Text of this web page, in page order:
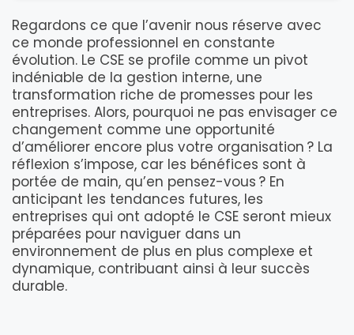
Regardons ce que l’avenir nous réserve avec
ce monde professionnel en constante
évolution. Le CSE se profile comme un pivot
indéniable de la gestion interne, une
transformation riche de promesses pour les
entreprises. Alors, pourquoi ne pas envisager ce
changement comme une opportunité
d’améliorer encore plus votre organisation ? La
réflexion s’impose, car les bénéfices sont à
portée de main, qu’en pensez-vous ? En
anticipant les tendances futures, les
entreprises qui ont adopté le CSE seront mieux
préparées pour naviguer dans un
environnement de plus en plus complexe et
dynamique, contribuant ainsi à leur succès
durable.